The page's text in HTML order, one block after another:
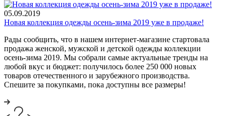
05.09.2019
Новая коллекция одежды осень-зима 2019 уже в продаже!
Рады сообщить, что в нашем интернет-магазине стартовала
продажа женской, мужской и детской одежды коллекции
осень-зима 2019. Мы собрали самые актуальные тренды на
любой вкус и бюджет: получилось более 250 000 новых
товаров отечественного и зарубежного производства.
Спешите за покупками, пока доступны все размеры!